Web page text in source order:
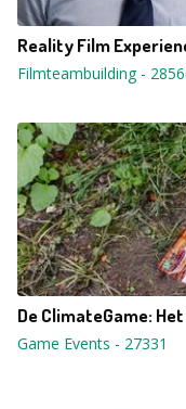
Reality Film
Filmteambuilding-
De ClimateGame:
Game Events - 27331